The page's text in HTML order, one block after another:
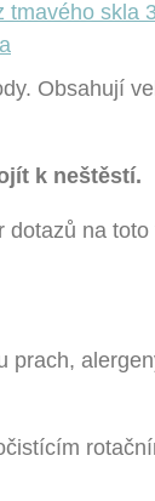
Obsahují
k neštěstí.
na toto
prach,